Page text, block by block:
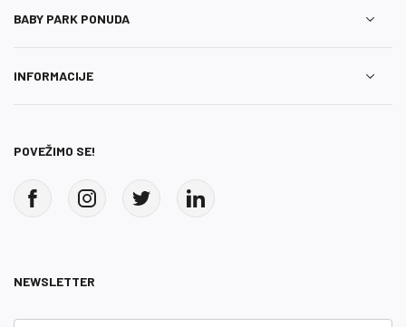
BABY PARK PONUDA
INFORMACIJE
POVEŽIMO SE!
NEWSLETTER